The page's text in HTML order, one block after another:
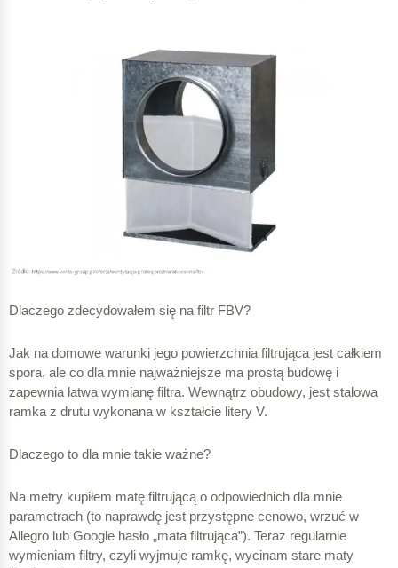
Dlaczego zdecydowałem się na filtr FBV?
Jak na domowe warunki jego powierzchnia filtrująca jest całkiem
spora, ale co dla mnie najważniejsze ma prostą budowę i
zapewnia łatwa wymianę filtra. Wewnątrz obudowy, jest stalowa
ramka z drutu wykonana w kształcie litery V.
Dlaczego to dla mnie takie ważne?
Na metry kupiłem matę filtrującą o odpowiednich dla mnie
parametrach (to naprawdę jest przystępne cenowo, wrzuć w
Allegro lub Google hasło „mata filtrująca”). Teraz regularnie
wymieniam filtry, czyli wyjmuje ramkę, wycinam stare maty